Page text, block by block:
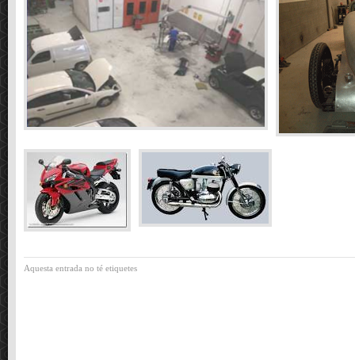
Aquesta entrada no té etiquetes